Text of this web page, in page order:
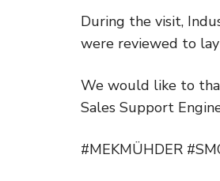
During the visit,
were reviewed to
We would like to
Sales Support
#MEKMÜHDER